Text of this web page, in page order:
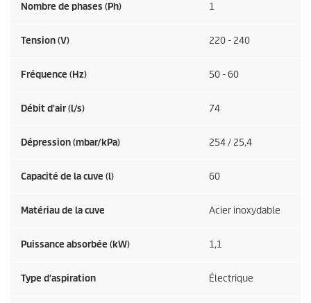
Nombre de phases (Ph) 1
Tension (V) 220 - 240
Fréquence (Hz) 50 - 60
Débit d'air (l/s) 74
Dépression (mbar/kPa) 254 / 25,4
Capacité de la cuve (l) 60
Matériau de la cuve Acier inoxydable
Puissance absorbée (kW) 1,1
Type d'aspiration Électrique